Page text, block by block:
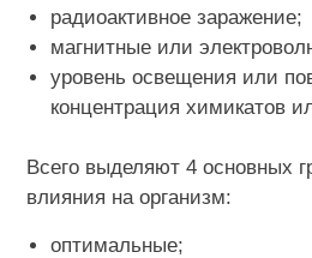
радиоактивное заражение;
магнитные или
уровень освещения или
концентрация химикатов
Всего выделяют 4 основных
влияния на организм:
оптимальные;